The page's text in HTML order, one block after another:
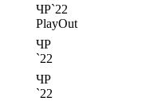
ЧР`22
PlayOut
ЧР
`22
ЧР
`22